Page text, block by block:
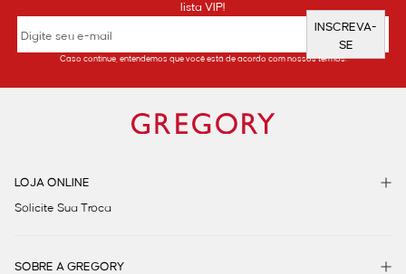
lista VIP!
INSCREVA-
SE
Caso continue, entendemos que você está de acordo com nossos termos.
LOJA ONLINE
Solicite Sua Troca
SOBRE A GREGORY